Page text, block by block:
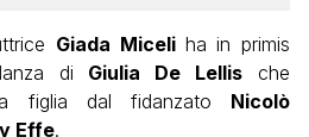
Giada Miceli ha in primis
di Giulia De Lellis che
figlia dal fidanzato Nicolò
Effe.